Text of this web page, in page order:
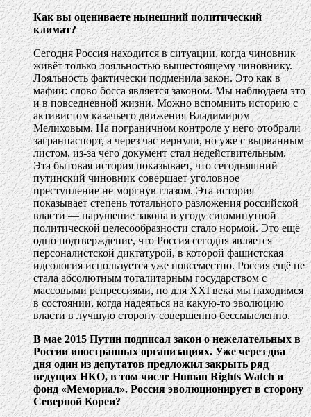
Как вы оцениваете нынешний политический
климат?
Сегодня Россия находится в ситуации, когда чиновник
живёт только лояльностью вышестоящему чиновнику.
Лояльность фактически подменила закон. Это как в
мафии: слово босса является законом. Мы наблюдаем это
и в повседневной жизни. Можно вспомнить историю с
активистом казачьего движения Владимиром
Мелиховым. На пограничном контроле у него отобрали
загранпаспорт, а через час вернули, но уже с вырванным
листом, из-за чего документ стал недействительным.
Эта бытовая история показывает, что сегодняшний
путинский чиновник совершает уголовное
преступление не моргнув глазом. Эта история
показывает степень тотального разложения российской
власти — нарушение закона в угоду сиюминутной
политической целесообразности стало нормой. Это ещё
одно подтверждение, что Россия сегодня является
персоналистской диктатурой, в которой фашистская
идеология используется уже повсеместно. Россия ещё не
стала абсолютным тоталитарным государством с
массовыми репрессиями, но для XXI века мы находимся
в состоянии, когда надеяться на какую-то эволюцию
власти в лучшую сторону совершенно бессмысленно.
В мае 2015 Путин подписал закон о нежелательных в
России иностранных организациях. Уже через два
дня один из депутатов предложил закрыть ряд
ведущих НКО, в том числе Human Rights Watch и
фонд «Мемориал». Россия эволюционирует в сторону
Северной Кореи?